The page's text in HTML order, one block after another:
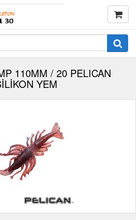
110MM / 20 PELICAN
YEM